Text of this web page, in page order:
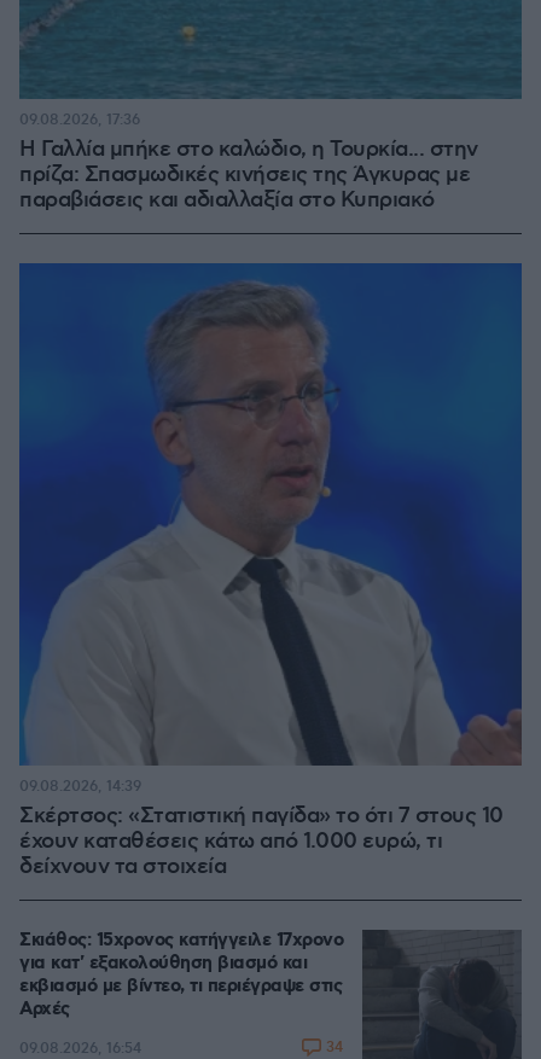
Η Γαλλία μπήκε στο καλώδιο, η Τουρκία... στην
πρίζα: Σπασμωδικές κινήσεις της Άγκυρας με
παραβιάσεις και αδιαλλαξία στο Κυπριακό
09.08.2026, 17:36
Σκέρτσος: «Στατιστική παγίδα» το ότι 7 στους 10
έχουν καταθέσεις κάτω από 1.000 ευρώ, τι
δείχνουν τα στοιχεία
09.08.2026, 14:39
Σκιάθος: 15χρονος κατήγγειλε 17χρονο
για κατ' εξακολούθηση βιασμό και
εκβιασμό με βίντεο, τι περιέγραψε στις
Αρχές
09.08.2026, 16:54 34